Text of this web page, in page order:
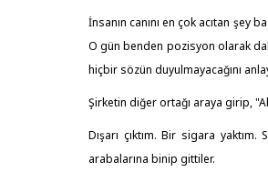
İnsanın canını en çok acıtan şey
O gün benden pozisyon olarak
hiçbir sözün duyulmayacağını
Şirketin diğer ortağı araya girip,
Dışarı çıktım. Bir sigara
arabalarına binip gittiler.